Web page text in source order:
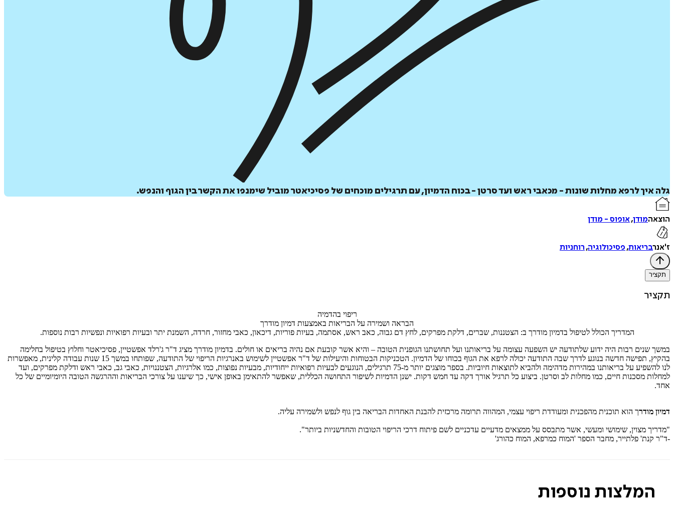
איזה פורמט בא לך?
דיגיטלי
₪32 מחיר קודם: ₪49
במבצע עד:
31/08/2026
מודפס
61.6
מחיר על הספר: ₪
גלה איך לרפא מחלות שונות - מכאבי ראש ועד סרטן - בכוח הדמיון, עם תרגילים מוכחים של פסיכיאטר מוביל שימנפו את הקשר בין הגוף והנפש.
הוצאהמודן,אופוס - מודן
ז'אנרבריאות,פסיכולוגיה,רוחניות
תקציר
תקציר
ריפוי בהדמיה
הבראה ושמירה על הבריאות באמצעות דמיון מודרך
המדריך הכולל לטיפול בדמיון מודרך ב: הצטננות, שברים, דלקת מפרקים, לחץ דם גבוה, כאב ראש, אסתמה, בעיות פוריות, דיכאון, כאבי מחזור, חרדה, השמנת יתר ובעיות רפואיות ונפשיות רבות נוספות.
במשך שנים רבות היה ידוע שלתודעה יש השפעה עצומה על בריאותנו ועל תחושתנו הגופנית הטובה – והיא אשר קובעת אם נהיה בריאים או חולים. בדמיון מודרך מציג ד"ר ג'רלד אפשטיין, פסיכיאטר וחלוץ בטיפול בחלימה
בהקיץ, תפישה חדשה בנוגע לדרך שבה התודעה יכולה לרפא את הגוף בכוחו של הדמיון. הטכניקות הבטוחות והיעילות של ד"ר אפשטיין לשימוש באנרגיות הריפוי של התודעה, שפותחו במשך 15 שנות עבודה קלינית, מאפשרות
לנו להשפיע על בריאותנו במהירות מדהימה ולהביא לתוצאות חיוביות. בספר מוצגים יותר מ-75 תרגילים, הנוגעים לבעיות רפואיות ייחודיות, מבעיות נפוצות, כמו אלרגיות, הצטננויות, כאבי גב, כאבי ראש ודלקת מפרקים, ועד
למחלות מסכנות חיים, כמו מחלות לב וסרטן. ביצוע כל תרגיל אורך דקה עד חמש דקות. ישנן הדמיות לשיפור התחושה הכללית, שאפשר להתאימן באופן אישי, כך שיענו על צורכי הבריאות וההרגשה הטובה היומיומיים של כל
אחד.
דמיון מודרך הוא תוכנית מהפכנית ומעודדת ריפוי עצמי, המהווה תרומה מרכזית להבנת האחדות הבריאה בין גוף לנפש ולשמירה עליה.
"מדריך מצוין, שימושי ומעשי, אשר מתבסס על ממצאים מדעיים עדכניים לשם פיתוח דרכי הריפוי הטובות והחדשניות ביותר".
-ד"ר קנת' פלתייר, מחבר הספר 'המוח כמרפא, המוח כהורג'
המלצות נוספות